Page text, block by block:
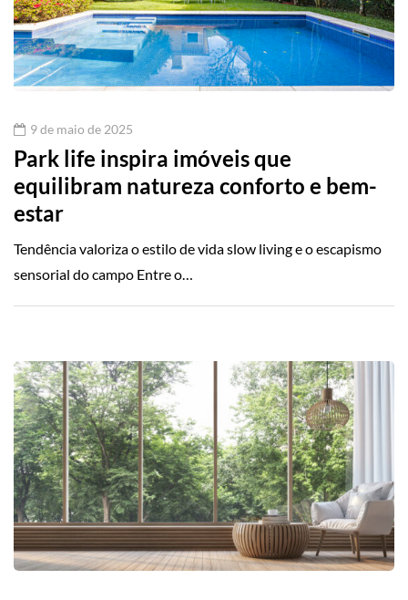
9 de maio de 2025
Park life inspira imóveis que
equilibram natureza conforto e bem-
estar
Tendência valoriza o estilo de vida slow living e o escapismo
sensorial do campo Entre o…